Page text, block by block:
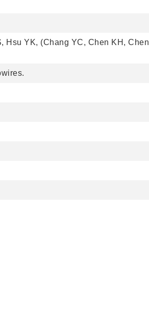
Hsu YK, (Chang YC, Chen KH, Chen